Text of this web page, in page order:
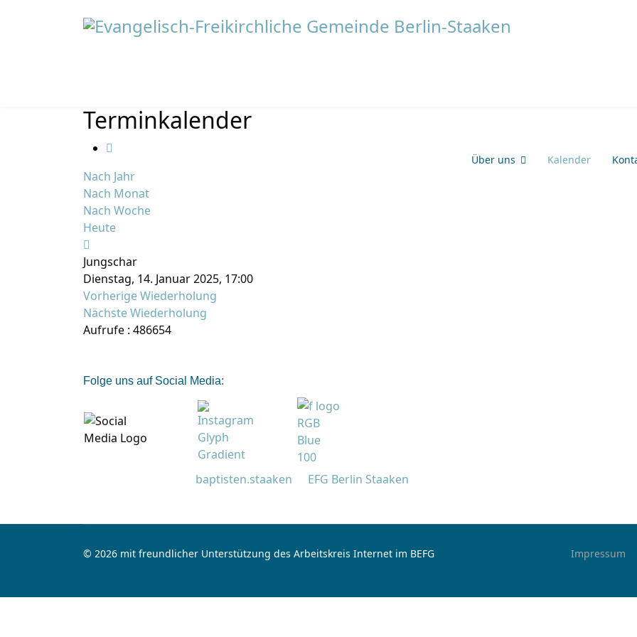
Über uns Kalender
Terminkalender
Nach Jahr
Nach Monat
Nach Woche
Heute
Jungschar
Dienstag, 14. Januar 2025, 17:00
Vorherige Wiederholung
Nächste Wiederholung
Aufrufe : 486654
Folge uns auf Social Media:
baptisten.staaken EFG Berlin Staaken
© 2026 mit freundlicher Unterstützung des Arbeitskreis Internet im BEFG Impressum